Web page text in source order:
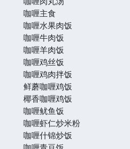
咖喱主食
咖喱水果肉饭
咖喱牛肉饭
咖喱羊肉饭
咖喱鸡丝饭
咖喱鸡肉拌饭
鲜蘑咖喱鸡饭
椰香咖喱鸡饭
咖喱鱿鱼饭
咖喱虾仁炒米粉
咖喱什锦炒饭